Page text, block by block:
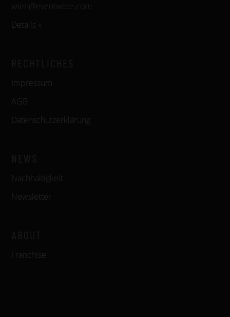
wien@eventwide.com
Details »
Impressum
AGB
Datenschutzerklärung
Nachhaltigkeit
Newsletter
Franchise